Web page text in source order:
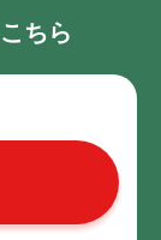
ちら